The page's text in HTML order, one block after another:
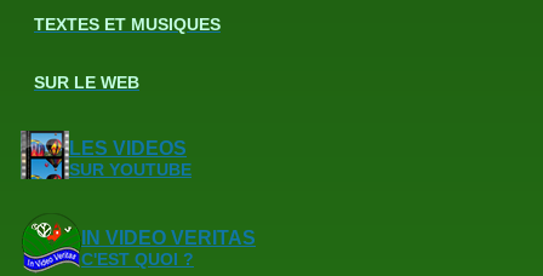
TEXTES ET MUSIQUES
SUR LE WEB
LES VIDEOS
SUR YOUTUBE
IN VIDEO VERITAS
C'EST QUOI ?